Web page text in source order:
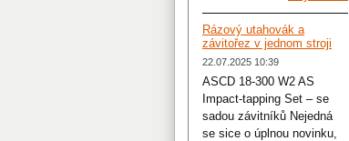
Rázový utahovák a
závitořez v jednom stroji
22.07.2025 10:39
ASCD 18-300 W2 AS
Impact-tapping Set – se
sadou závitníků Nejedná
se sice o úplnou novinku,